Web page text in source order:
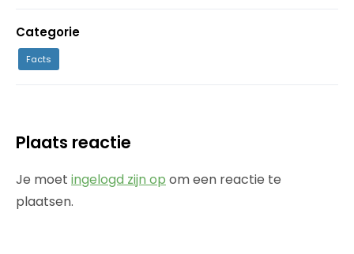
Categorie
Facts
Plaats reactie
Je moet ingelogd zijn op om een reactie te
plaatsen.